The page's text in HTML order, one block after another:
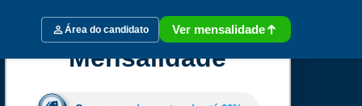
Área do candidato Ver mensalidade
Mensalidade